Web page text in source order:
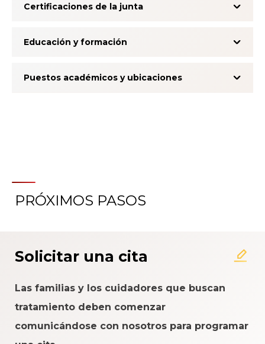
Certificaciones de la junta
Educación y formación
Puestos académicos y ubicaciones
Acerca del Sistema de
del Paciente
PRÓXIMOS PASOS
Solicitar una cita
Las familias y los cuidadores que buscan
tratamiento deben comenzar
comunicándose con nosotros para programar